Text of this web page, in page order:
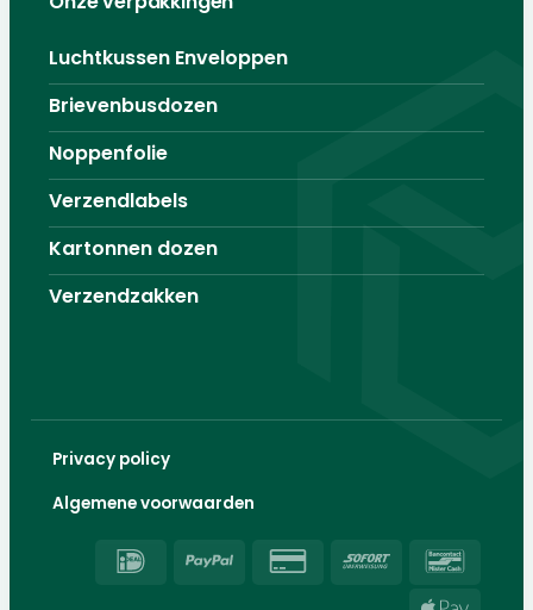
Luchtkussen Enveloppen
Brievenbusdozen
Noppenfolie
Verzendlabels
Kartonnen dozen
Verzendzakken
Privacy policy
Algemene voorwaarden
IDeal PayPal
Credit
Sofort